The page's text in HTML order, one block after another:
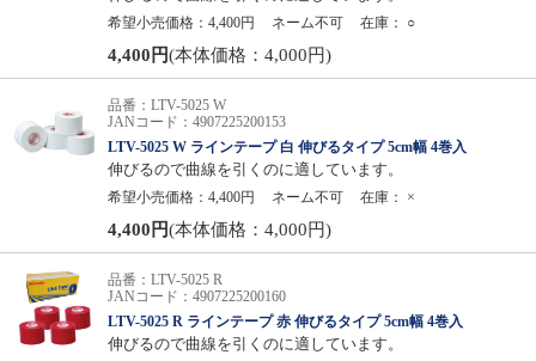
希望小売価格：4,400円
ネーム不可 在庫： ○
4,400円(本体価格：4,000円)
品番：LTV-5025 W
JANコード：4907225200153
LTV-5025 W ラインテープ 白 伸びるタイプ 5cm幅 4巻入
伸びるので曲線を引くのに適しています。
希望小売価格：4,400円
ネーム不可 在庫： ×
4,400円(本体価格：4,000円)
品番：LTV-5025 R
JANコード：4907225200160
LTV-5025 R ラインテープ 赤 伸びるタイプ 5cm幅 4巻入
伸びるので曲線を引くのに適しています。